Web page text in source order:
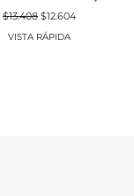
$13.408 El
precio
original
$12.604
VISTA RÁPIDA